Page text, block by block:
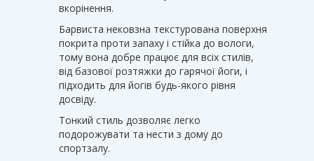
вкорінення.
Барвиста нековзна текстурована поверхня
покрита проти запаху і стійка до вологи,
тому вона добре працює для всіх стилів,
від базової розтяжки до гарячої йоги, і
підходить для йогів будь-якого рівня
досвіду.
Тонкий стиль дозволяє легко
подорожувати та нести з дому до
спортзалу.